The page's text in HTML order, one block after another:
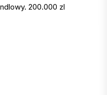
200.000 zl